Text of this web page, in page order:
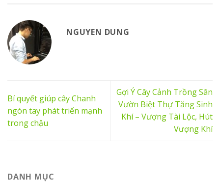
NGUYEN DUNG
Bí quyết giúp cây Chanh
ngón tay phát triển mạnh
trong chậu
Gợi Ý Cây Cảnh Trồng Sân
Vườn Biệt Thự Tăng Sinh
Khí – Vượng Tài Lộc, Hút
Vượng Khí
DANH MỤC